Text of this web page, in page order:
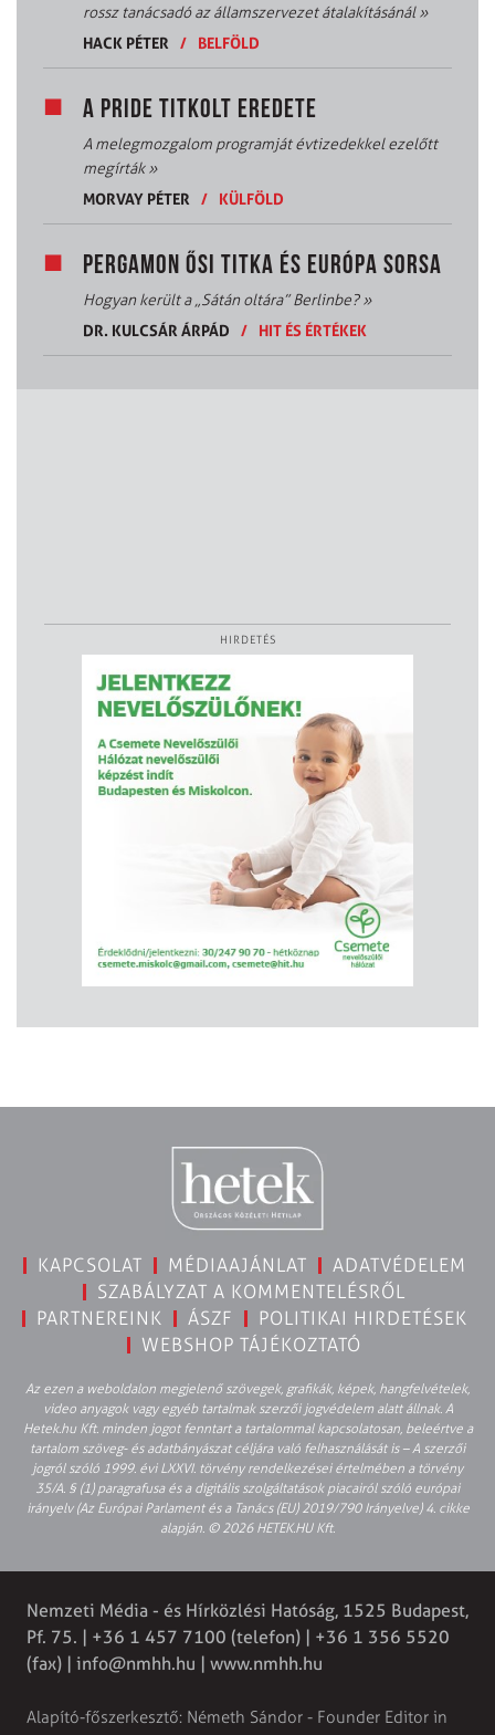
rossz tanácsadó az államszervezet átalakításánál»
HACK PÉTER
/ BELFÖLD
A PRIDE TITKOLT EREDETE
A melegmozgalom programját évtizedekkel ezelőtt
megírták»
MORVAY PÉTER
/ KÜLFÖLD
PERGAMON ŐSI TITKA ÉS EURÓPA SORSA
Hogyan került a „Sátán oltára” Berlinbe?»
DR. KULCSÁR ÁRPÁD
/ HIT ÉS ÉRTÉKEK
HIRDETÉS
KAPCSOLAT MÉDIAAJÁNLAT
ADATVÉDELEM
SZABÁLYZAT A KOMMENTELÉSRŐL
PARTNEREINK
ÁSZF
POLITIKAI HIRDETÉSEK
WEBSHOP TÁJÉKOZTATÓ
Az ezen a weboldalon megjelenő szövegek, grafikák, képek, hangfelvételek,
video anyagok vagy egyéb tartalmak szerzői jogvédelem alatt állnak. A
Hetek.hu Kft. minden jogot fenntart a tartalommal kapcsolatosan, beleértve a
tartalom szöveg- és adatbányászat céljára való felhasználását is – A szerzői
jogról szóló 1999. évi LXXVI. törvény rendelkezései értelmében a törvény
35/A. § (1) paragrafusa és a digitális szolgáltatások piacairól szóló európai
irányelv (Az Európai Parlament és a Tanács (EU) 2019/790 Irányelve) 4. cikke
alapján. © 2026 HETEK.HU Kft.
Nemzeti Média - és Hírközlési Hatóság, 1525 Budapest,
Pf. 75. | +36 1 457 7100 (telefon) | +36 1 356 5520
(fax) | info@nmhh.hu | www.nmhh.hu
Alapító-főszerkesztő: Németh Sándor - Founder Editor in